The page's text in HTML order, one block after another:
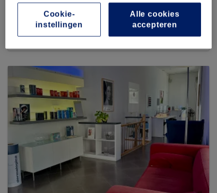
Sérénissime Esthetic
281 reviews
Rue des Confédérés 98, 1000 Bruxelles
Alle cookies
accepteren
Cookie-
instellingen